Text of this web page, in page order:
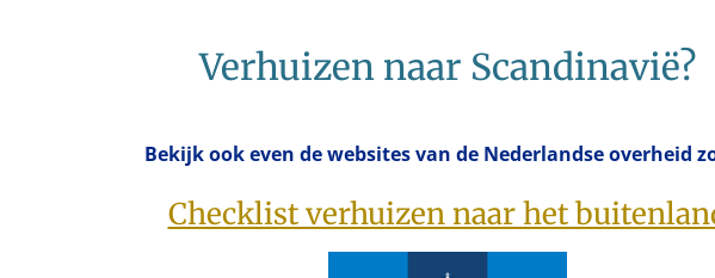
Verhuizen naar Scandinavië?
Bekijk ook even de websites van de Nederlandse overheid
Checklist verhuizen naar het